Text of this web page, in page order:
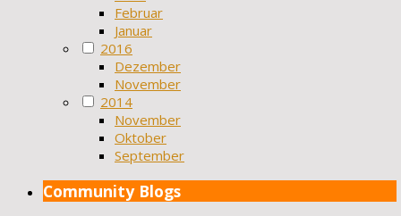
Februar
Januar
2016
Dezember
November
2014
November
Oktober
September
Community Blogs